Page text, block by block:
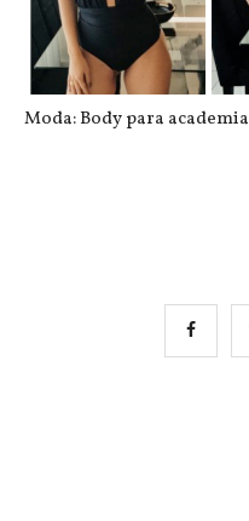
Moda: Body para academia